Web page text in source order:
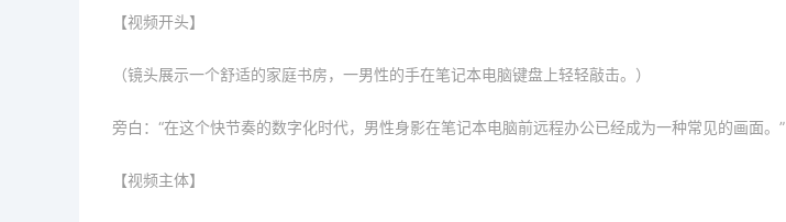
【视频开头】
（镜头展示一个舒适的家庭书房，一男性的手在笔记本电脑键盘上轻轻敲击。）
旁白：“在这个快节奏的数字化时代，男性身影在笔记本电脑前远程办公已经成为一种常见的画面。”
【视频主体】